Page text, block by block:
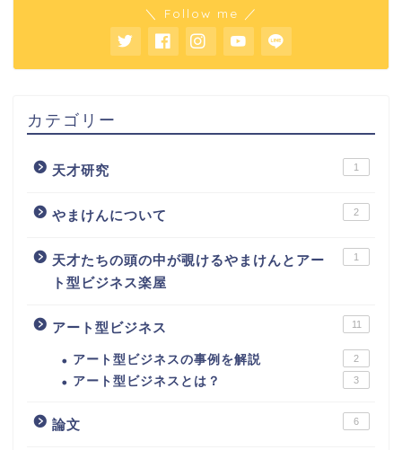
＼ Follow me ／
カテゴリー
天才研究 1
やまけんについて 2
天才たちの頭の中が覗けるやまけんとアー
ト型ビジネス楽屋
1
アート型ビジネス 11
アート型ビジネスの事例を解説 2
アート型ビジネスとは？ 3
論文 6